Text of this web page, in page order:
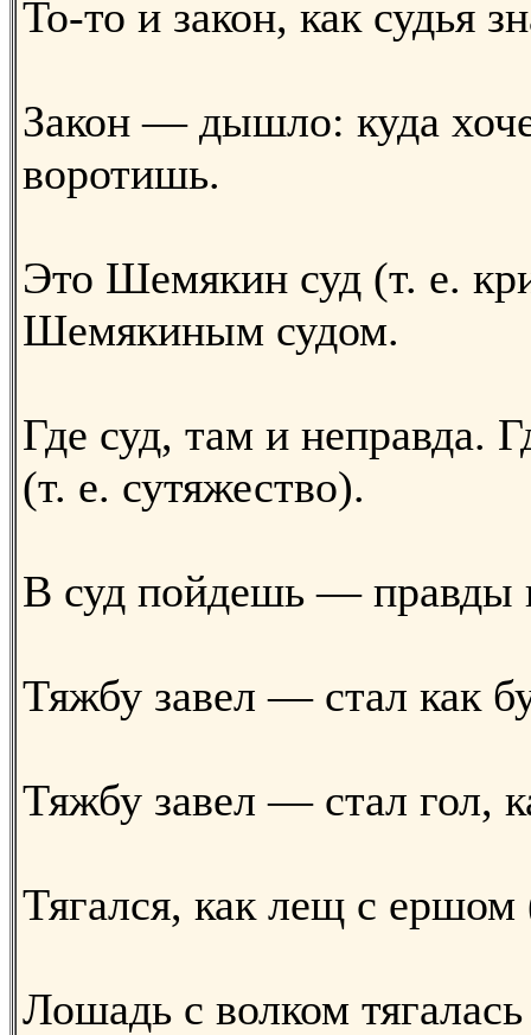
То-то и закон, как судья
Закон — дышло: куда
воротишь.
Это Шемякин суд (т. е.
Шемякиным судом.
Где суд, там и неправда.
(т. е. сутяжество).
В суд пойдешь — правды
Тяжбу завел — стал как
Тяжбу завел — стал гол,
Тягался, как лещ с ершом
Лошадь с волком